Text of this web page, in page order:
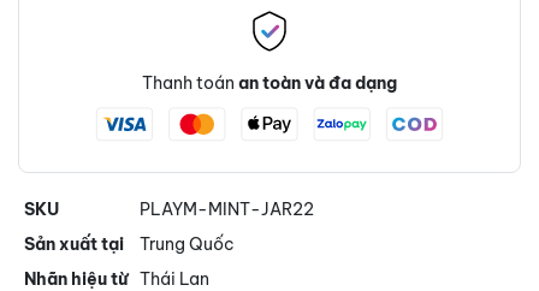
Thanh toán an toàn và đa dạng
SKU
PLAYM-MINT-JAR22
Sản xuất tại
Trung Quốc
Nhãn hiệu từ Thái Lan